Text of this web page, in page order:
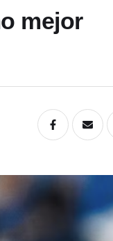
mejor